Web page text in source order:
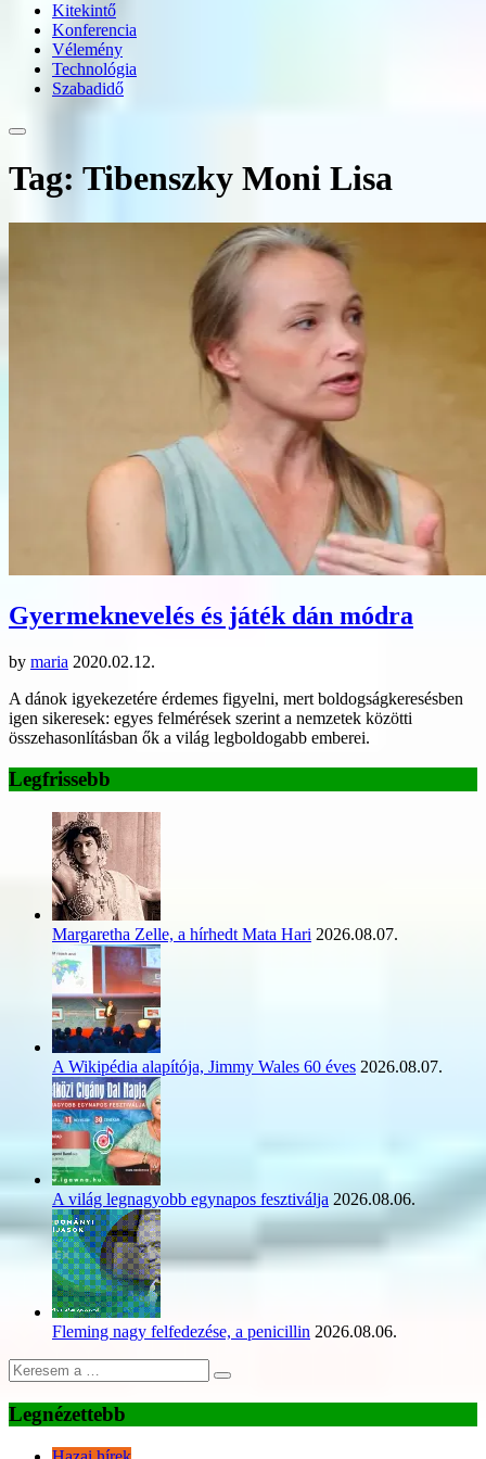
Kitekintő
Konferencia
Vélemény
Technológia
Szabadidő
Tag: Tibenszky Moni Lisa
Gyermeknevelés és játék dán módra
by maria 2020.02.12.
A dánok igyekezetére érdemes figyelni, mert boldogságkeresésben
igen sikeresek: egyes felmérések szerint a nemzetek közötti
összehasonlításban ők a világ legboldogabb emberei.
Legfrissebb
Margaretha Zelle, a hírhedt Mata Hari 2026.08.07.
A Wikipédia alapítója, Jimmy Wales 60 éves 2026.08.07.
A világ legnagyobb egynapos fesztiválja 2026.08.06.
Fleming nagy felfedezése, a penicillin 2026.08.06.
Legnézettebb